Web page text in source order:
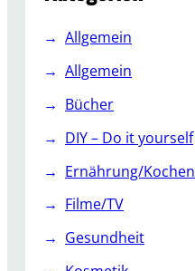
Allgemein
Allgemein
Bücher
DIY – Do it yourself
Ernährung/Kochen
Filme/TV
Gesundheit